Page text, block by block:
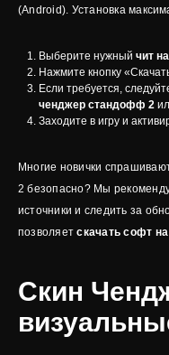
(Android). Установка
Выберите нужный чит
Нажмите кнопку
Если требуется,
ченджер стандофф 2
Заходите в игру и
Многие новички
2 безопасно? Мы
источники и следить за
позволяетскачать софт
Скин